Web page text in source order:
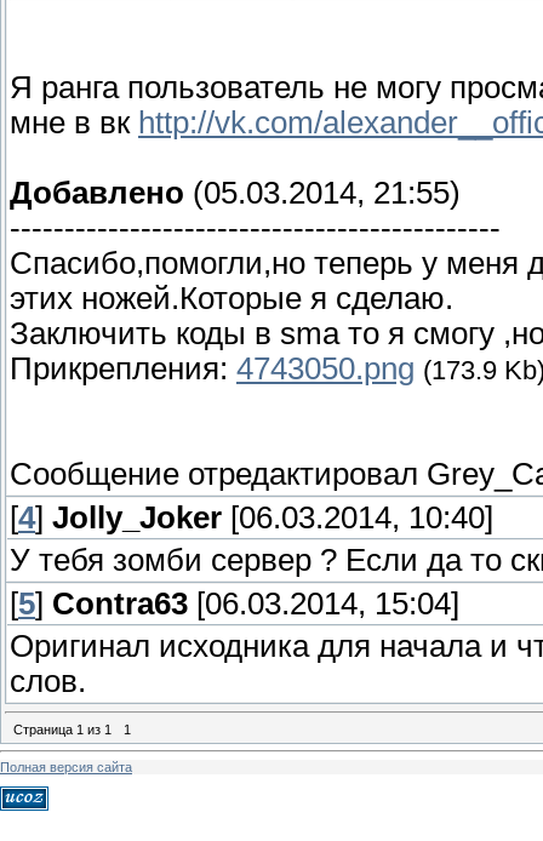
Я ранга пользователь не могу
мне в вк http://vk.com/
Добавлено (05.03.2014, 21:55)
---------------------------------------------
Спасибо,помогли,но теперь у меня
этих ножей.Которые я сделаю.
Заключить коды в sma то я смогу
Прикрепления: 4743050.png (173.9
Сообщение отредактировал
[4] Jolly_Joker [06.03.2014, 10:40]
У тебя зомби сервер ? Если да то
[5] Contra63 [06.03.2014, 15:04]
Оригинал исходника для начала и
слов.
Страница 1 из 1 1
Полная версия сайта